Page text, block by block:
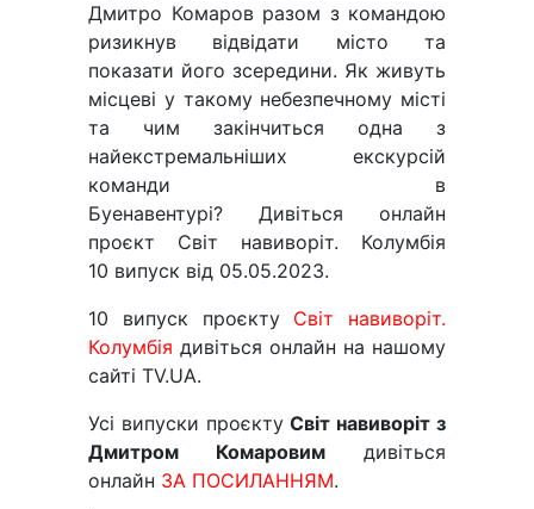
Дмитро Комаров разом з командою
ризикнув відвідати місто та
показати його зсередини. Як живуть
місцеві у такому небезпечному місті
та чим закінчиться одна з
найекстремальніших екскурсій
команди в
Буенавентурі? Дивіться онлайн
проєкт Світ навиворіт. Колумбія
10 випуск від 05.05.2023.
10 випуск проєкту Світ навиворіт.
Колумбія дивіться онлайн на нашому
сайті TV.UA.
Усі випуски проєктуСвіт навиворіт з
Дмитром Комаровим дивіться
онлайн ЗА ПОСИЛАННЯМ.